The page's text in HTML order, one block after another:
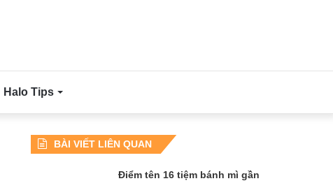
Halo Tips
BÀI VIẾT LIÊN QUAN
Điểm tên 16 tiệm bánh mì gần